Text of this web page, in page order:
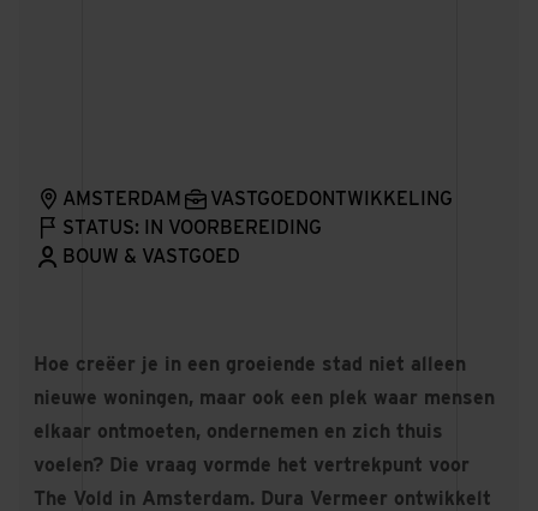
AMSTERDAM
VASTGOEDONTWIKKELING
STATUS: IN VOORBEREIDING
BOUW & VASTGOED
Hoe creëer je in een groeiende stad niet alleen
nieuwe woningen, maar ook een plek waar mensen
elkaar ontmoeten, ondernemen en zich thuis
voelen? Die vraag vormde het vertrekpunt voor
The Vold in Amsterdam. Dura Vermeer ontwikkelt